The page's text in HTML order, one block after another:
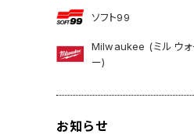
ソフト99
Milwaukee (ミルウォ
ー)
お知らせ